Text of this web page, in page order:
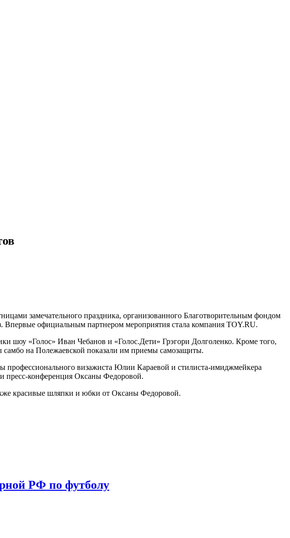
замечательного праздника, организованного Благотворительным фондом
Впервые официальным партнером мероприятия стала компания TOY.RU.
шоу «Голос» Иван Чебанов и «Голос.Дети» Грэгори Долголенко. Кроме того,
самбо на Полежаевской показали им приемы самозащиты.
профессионального визажиста Юлии Караевой и стилиста-имиджмейкера
пресс-конференция Оксаны Федоровой.
красивые шляпки и юбки от Оксаны Федоровой.
РФ по футболу